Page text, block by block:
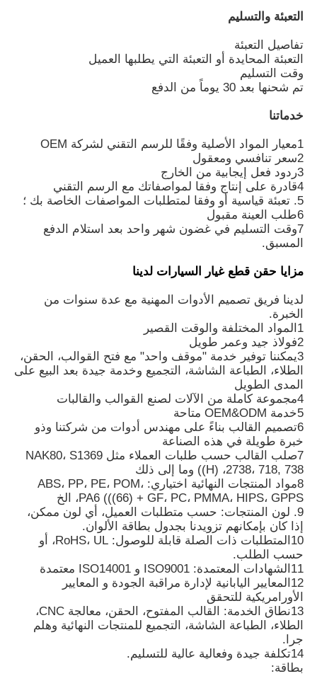
حول بنا
جولة في المعمل
اتصل بنا
أخبار
طلب اقتباس
قالب قطع الغيار
قوالب قطع غيار السيارات البلاستيكية
قالب حقن السيارات
صب الحقن مزدوج اللقطة
صياغة الحقن الطبية
طلاء حقن متعدد التجاويف
صب حقن الإلكترونيات
صناعة الصقيع بالحقن في درجة حرارة عالية
فك القالب
التعبئة والتسليم
تفاصيل التعبئة
التعبئة المحايدة أو التعبئة التي يطلبها العميل
وقت التسليم
تم شحنها بعد 30 يوماً من الدفع
خدماتنا
1معيار المواد الأصلية وفقًا للرسم التقني لشركة OEM
2سعر تنافسي ومعقول
3ردود فعل إيجابية من الخارج
4قادرة على إنتاج وفقا لمواصفاتك مع الرسم التقني
5. تعبئة قياسية أو وفقا لمتطلبات المواصفات الخاصة بك ؛
6طلب العينة مقبول
7وقت التسليم في غضون شهر واحد بعد استلام الدفع
المسبق.
مزايا حقن قطع غيار السيارات لدينا
لدينا فريق تصميم الأدوات المهنية مع عدة سنوات من
الخبرة.
1المواد المختلفة والوقت القصير
2فولاذ جيد وعمر طويل
3يمكننا توفير خدمة "موقف واحد" مع فتح القوالب، الحقن،
الطلاء، الطباعة الشاشة، التجميع وخدمة جيدة بعد البيع على
المدى الطويل
4مجموعة كاملة من الآلات لصنع القوالب والقالبات
5خدمة OEM&ODM متاحة
6تصميم القالب بناءً على مهندس أدوات من شركتنا وذو
خبرة طويلة في هذه الصناعة
7صلب القالب حسب طلبات العملاء مثل NAK80، S1369
((H) ،2738، 718, 738 وما إلى ذلك
8مواد المنتجات النهائية اختياري: ABS، PP، PE، POM،
PA6 (((66) + GF، PC، PMMA، HIPS، GPPS، الخ
9. لون المنتجات: حسب متطلبات العميل، أي لون ممكن،
إذا كان بإمكانهم تزويدنا بجدول بطاقة الألوان.
10المتطلبات ذات الصلة قابلة للوصول: RoHS، UL، أو
حسب الطلب.
11الشهادات المعتمدة: ISO9001 و ISO14001 معتمدة
12المعايير اليابانية لإدارة مراقبة الجودة و المعايير
الأورامريكية للتحقق
13نطاق الخدمة: القالب المفتوح، الحقن، معالجة CNC،
الطلاء، الطباعة الشاشة، التجميع للمنتجات النهائية وهلم
جرا.
14تكلفة جيدة وفعالية عالية للتسليم.
بطاقة: